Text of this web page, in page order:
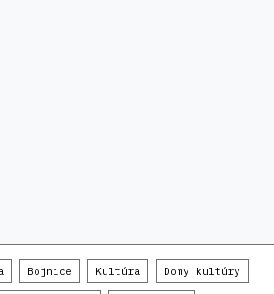
Bojnice Kultúra Domy kultúry